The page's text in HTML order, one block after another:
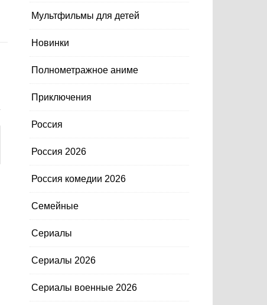
Мультфильмы для детей
Новинки
Полнометражное аниме
Приключения
Россия
Россия 2026
Россия комедии 2026
Семейные
Сериалы
Сериалы 2026
Сериалы военные 2026